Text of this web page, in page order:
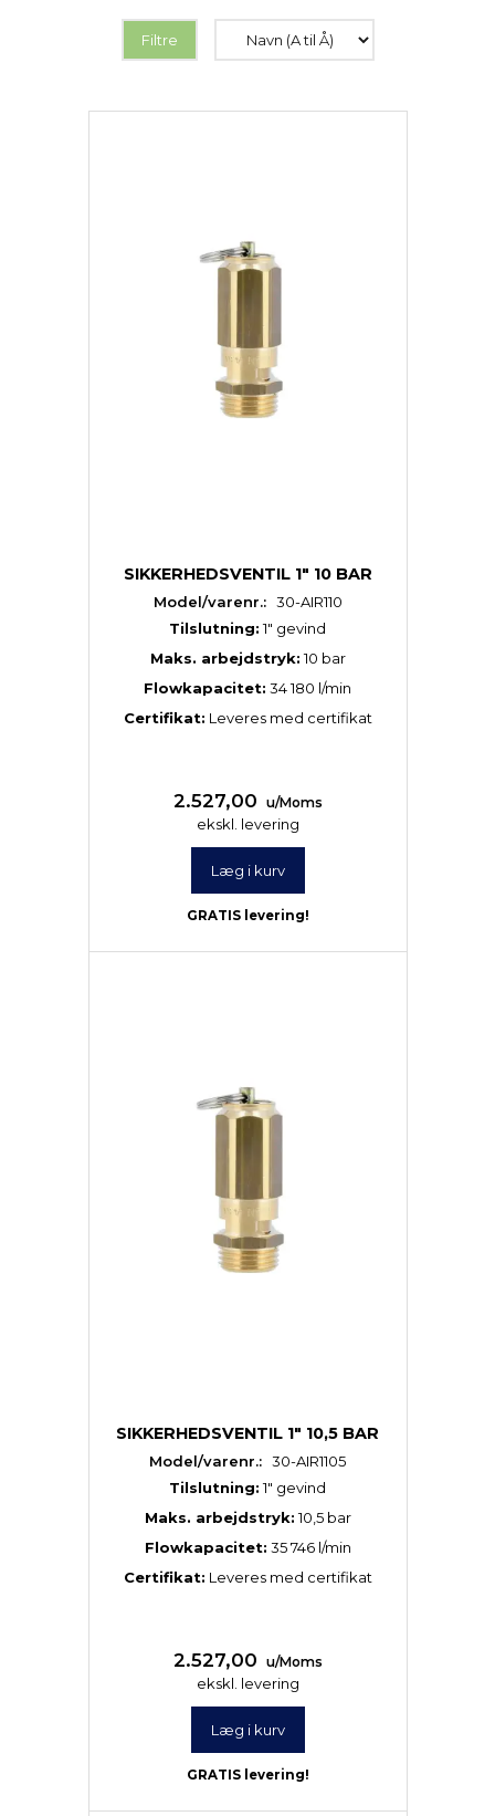
Filtre
SIKKERHEDSVENTIL 1" 10 BAR
Model/varenr.: 30-AIR110
Tilslutning:1″ gevind
Maks. arbejdstryk:10 bar
Flowkapacitet: 34 180 l/min
Certifikat: Leveres med certifikat
2.527,00 u/Moms
ekskl. levering
Læg i kurv
GRATIS levering!
SIKKERHEDSVENTIL 1" 10,5 BAR
Model/varenr.: 30-AIR1105
Tilslutning:1″ gevind
Maks. arbejdstryk:10,5 bar
Flowkapacitet: 35 746 l/min
Certifikat: Leveres med certifikat
2.527,00 u/Moms
ekskl. levering
Læg i kurv
GRATIS levering!